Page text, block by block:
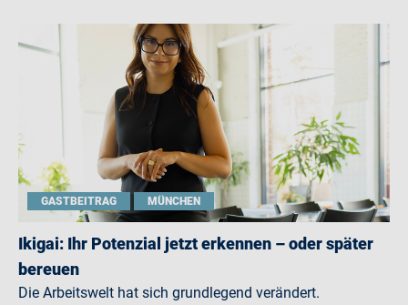
GASTBEITRAG MÜNCHEN
Ikigai: Ihr Potenzial jetzt erkennen – oder später
bereuen
Die Arbeitswelt hat sich grundlegend verändert.